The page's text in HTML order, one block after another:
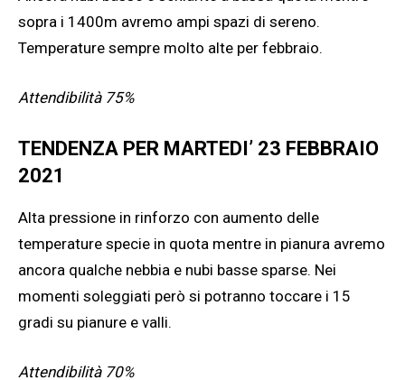
sopra i 1400m avremo ampi spazi di sereno.
Temperature sempre molto alte per febbraio.
Attendibilità 75%
TENDENZA PER MARTEDI’ 23 FEBBRAIO
2021
Alta pressione in rinforzo con aumento delle
temperature specie in quota mentre in pianura avremo
ancora qualche nebbia e nubi basse sparse. Nei
momenti soleggiati però si potranno toccare i 15
gradi su pianure e valli.
Attendibilità 70%